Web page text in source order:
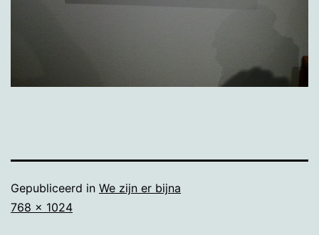
Gepubliceerd in We zijn er bijna
Volledige
768 × 1024